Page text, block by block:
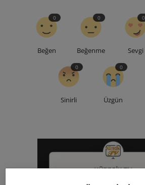
Beğen
0
Beğenme
0
Sevgi
0
Sinirli
0
Üzgün
0